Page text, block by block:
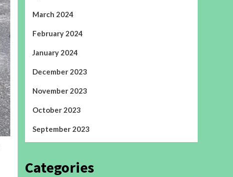
March 2024
February 2024
January 2024
December 2023
November 2023
October 2023
September 2023
Categories